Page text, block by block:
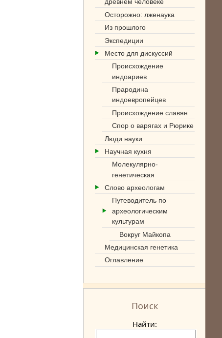
древнем человеке
Осторожно: лженаука
Из прошлого
Экспедиции
Место для дискуссий
Происхождение
индоариев
Прародина
индоевропейцев
Происхождение славян
Спор о варягах и Рюрике
Люди науки
Научная кухня
Молекулярно-
генетическая
Слово археологам
Путеводитель по
археологическим
культурам
Вокруг Майкопа
Медицинская генетика
Оглавление
Поиск
Найти: